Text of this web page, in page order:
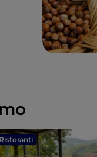
Ristoranti